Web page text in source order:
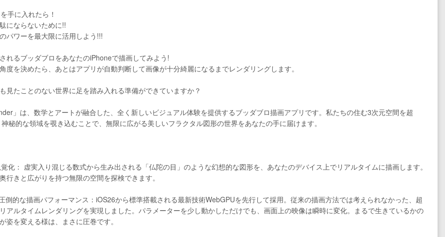
手に入れたら！
にならないために!!
パワーを最大限に活用しよう!!!
れるブッダブロをあなたのiPhoneで描画してみよう!
度を決めたら、あとはアプリが自動判断して画像が十分綺麗になるまでレンダリングします。
見たことのない世界に足を踏み入れる準備ができていますか？
」は、数学とアートが融合した、全く新しいビジュアル体験を提供するブッダブロ描画アプリです。私たちの住む3次元空間を超
秘的な領域を覗き込むことで、無限に広がる美しいフラクタル図形の世界をあなたの手に届けます。
化： 虚実入り混じる数式から生み出される「仏陀の目」のような幻想的な図形を、あなたのデバイス上でリアルタイムに描画します。
行きと広がりを持つ無限の空間を探検できます。
倒的な描画パフォーマンス：iOS26から標準搭載される最新技術WebGPUを先行して採用。従来の描画方法では考えられなかった、超
アルタイムレンダリングを実現しました。パラメーターを少し動かしただけでも、画面上の映像は瞬時に変化。まるで生きているかの
姿を変える様は、まさに圧巻です。